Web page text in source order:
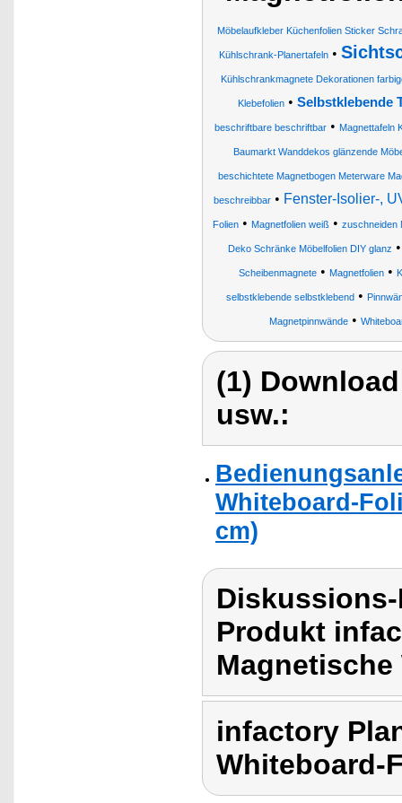
Möbelaufkleber Küchenfolien Sticker
Kühlschrank-Planertafeln •
Kühlschrankmagnete Dekorationen
Klebefolien • Selbstklebende
beschriftbare beschriftbar • Magnettafeln
Baumarkt Wanddekos glänzende
beschichtete Magnetbogen Meterware
beschreibbar • Fenster-Isolier-,
Folien• Magnetfolien weiß• zuschneiden
Deko Schränke Möbelfolien DIY glanz
Scheibenmagnete • Magnetfolien •
selbstklebende selbstklebend •
Magnetpinnwände•
(1)
usw.:
Whiteboard-
cm)
Produkt
infactory
Whiteboard-